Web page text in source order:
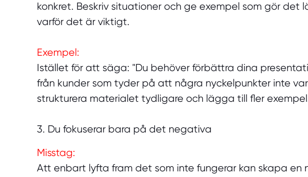
konkret. Beskriv situationer och ge exempel som gör
varför det är viktigt.
Exempel:
Istället för att säga: "Du behöver förbättra dina
från kunder som tyder på att några nyckelpunkter inte
strukturera materialet tydligare och lägga till fler
3. Du fokuserar bara på det negativa
Misstag:
Att enbart lyfta fram det som inte fungerar kan skapa